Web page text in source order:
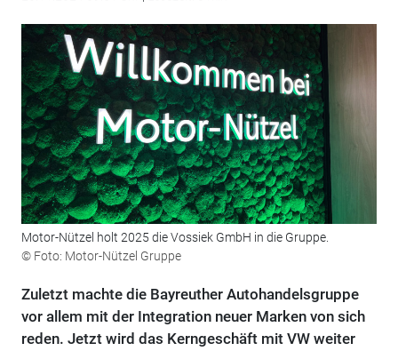
Motor-Nützel holt 2025 die Vossiek GmbH in die Gruppe.
© Foto: Motor-Nützel Gruppe
Zuletzt machte die Bayreuther Autohandelsgruppe
vor allem mit der Integration neuer Marken von sich
reden. Jetzt wird das Kerngeschäft mit VW weiter